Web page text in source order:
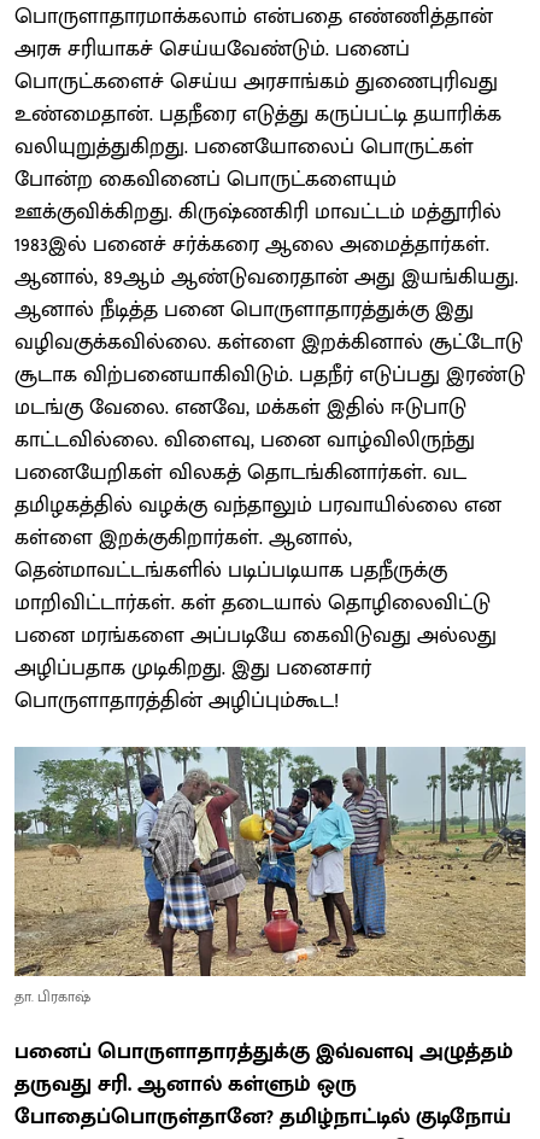
பொருளாதாரமாக்கலாம் என்பதை எண்ணித்தான்
அரசு சரியாகச் செய்யவேண்டும். பனைப்
பொருட்களைச் செய்ய அரசாங்கம் துணைபுரிவது
உண்மைதான். பதநீரை எடுத்து கருப்பட்டி தயாரிக்க
வலியுறுத்துகிறது. பனையோலைப் பொருட்கள்
போன்ற கைவினைப் பொருட்களையும்
ஊக்குவிக்கிறது. கிருஷ்ணகிரி மாவட்டம் மத்தூரில்
1983இல் பனைச் சர்க்கரை ஆலை அமைத்தார்கள்.
ஆனால், 89ஆம் ஆண்டுவரைதான் அது இயங்கியது.
ஆனால் நீடித்த பனை பொருளாதாரத்துக்கு இது
வழிவகுக்கவில்லை. கள்ளை இறக்கினால் சூட்டோடு
சூடாக விற்பனையாகிவிடும். பதநீர் எடுப்பது இரண்டு
மடங்கு வேலை. எனவே, மக்கள் இதில் ஈடுபாடு
காட்டவில்லை. விளைவு, பனை வாழ்விலிருந்து
பனையேறிகள் விலகத் தொடங்கினார்கள். வட
தமிழகத்தில் வழக்கு வந்தாலும் பரவாயில்லை என
கள்ளை இறக்குகிறார்கள். ஆனால்,
தென்மாவட்டங்களில் படிப்படியாக பதநீருக்கு
மாறிவிட்டார்கள். கள் தடையால் தொழிலைவிட்டு
பனை மரங்களை அப்படியே கைவிடுவது அல்லது
அழிப்பதாக முடிகிறது. இது பனைசார்
பொருளாதாரத்தின் அழிப்பும்கூட!
தா. பிரகாஷ்
பனைப் பொருளாதாரத்துக்கு இவ்வளவு அழுத்தம்
தருவது சரி. ஆனால் கள்ளும் ஒரு
போதைப்பொருள்தானே? தமிழ்நாட்டில் குடிநோய்